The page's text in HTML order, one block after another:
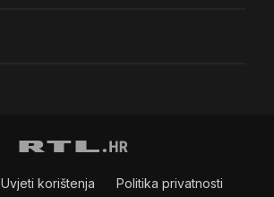
Uvjeti korištenja Politika privatnosti